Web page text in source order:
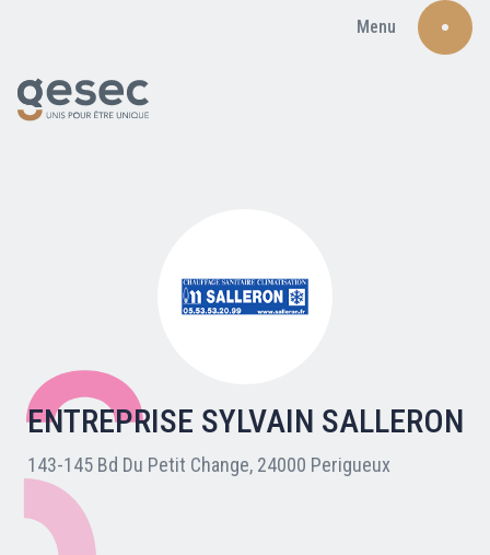
Menu
Nos adhérents
Carte du réseau
Nos partenaires
ENTREPRISE SYLVAIN SALLERON
143-145 Bd Du Petit Change, 24000 Perigueux